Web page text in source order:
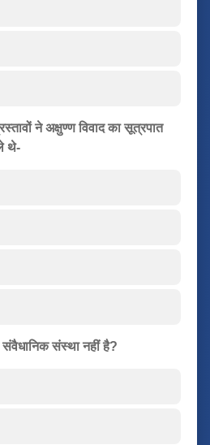
ने अक्षुण्ण विवाद का सूत्रपात
थे-
संस्था नहीं है?